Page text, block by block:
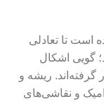
تا تعادلی
گویی اشکال
گرفته‌اند. ریشه و
و نقاشی‌های